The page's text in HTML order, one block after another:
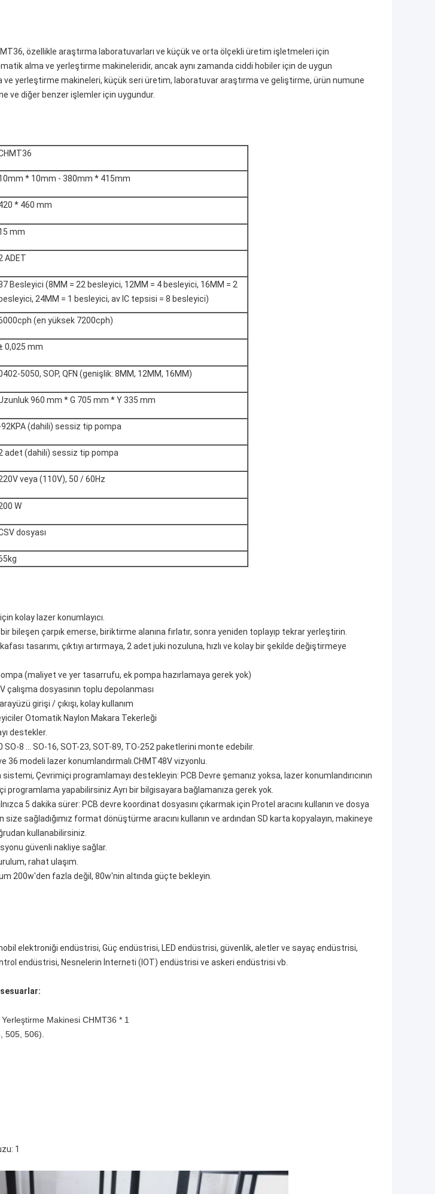
özellikle araştırma laboratuvarları ve küçük ve orta ölçekli üretim işletmeleri için
alma ve yerleştirme makineleridir, ancak aynı zamanda ciddi hobiler için de uygun
ve yerleştirme makineleri, küçük seri üretim, laboratuvar araştırma ve geliştirme, ürün numune
ve diğer benzer işlemler için uygundur.
* 10mm - 380mm * 415mm
* 460 mm
mm
ADET
Besleyici (8MM = 22 besleyici, 12MM = 4 besleyici, 16MM = 2
besleyici, 24MM = 1 besleyici, av IC tepsisi = 8 besleyici)
(en yüksek 7200cph)
0,025 mm
5050, SOP, QFN (genişlik: 8MM, 12MM, 16MM)
960 mm * G 705 mm * Y 335 mm
92KPA (dahili) sessiz tip pompa
adet (dahili) sessiz tip pompa
veya (110V), 50 / 60Hz
W
dosyası
kolay lazer konumlayıcı.
bileşen çarpık emerse, biriktirme alanına fırlatır, sonra yeniden toplayıp tekrar yerleştirin.
tasarımı, çıktıyı artırmaya, 2 adet juki nozuluna, hızlı ve kolay bir şekilde değiştirmeye
(maliyet ve yer tasarrufu, ek pompa hazırlamaya gerek yok)
çalışma dosyasının toplu depolanması
girişi / çıkışı, kolay kullanım
Otomatik Naylon Makara Tekerleği
destekler.
SO-8 ... SO-16, SOT-23, SOT-89, TO-252 paketlerini monte edebilir.
36 modeli lazer konumlandırmalı.CHMT48V vizyonlu.
Çevrimiçi programlamayı destekleyin: PCB Devre şemanız yoksa, lazer konumlandırıcının
programlama yapabilirsiniz.Ayrı bir bilgisayara bağlamanıza gerek yok.
5 dakika sürer: PCB devre koordinat dosyasını çıkarmak için Protel aracını kullanın ve dosya
sağladığımız format dönüştürme aracını kullanın ve ardından SD karta kopyalayın, makineye
kullanabilirsiniz.
güvenli nakliye sağlar.
rahat ulaşım.
200w'den fazla değil, 80w'nin altında güçte bekleyin.
elektroniği endüstrisi, Güç endüstrisi, LED endüstrisi, güvenlik, aletler ve sayaç endüstrisi,
endüstrisi, Nesnelerin İnterneti (IOT) endüstrisi ve askeri endüstrisi vb.
Makinesi CHMT36 * 1
505, 506).
1